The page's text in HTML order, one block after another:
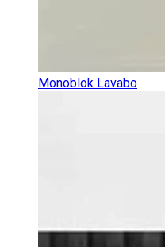
Monoblok Lavabo